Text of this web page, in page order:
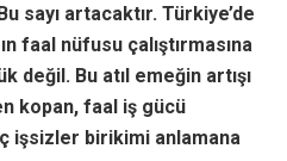
sayı artacaktır. Türkiye’de
faal nüfusu çalıştırmasına
değil. Bu atıl emeğin artışı
kopan, faal iş gücü
işsizler birikimi anlamana